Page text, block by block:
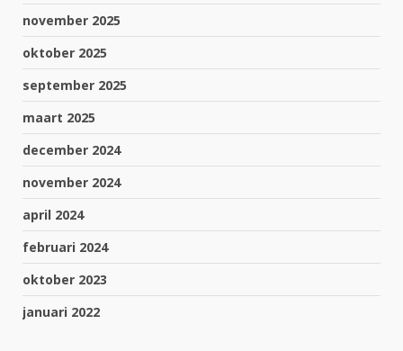
november 2025
oktober 2025
september 2025
maart 2025
december 2024
november 2024
april 2024
februari 2024
oktober 2023
januari 2022